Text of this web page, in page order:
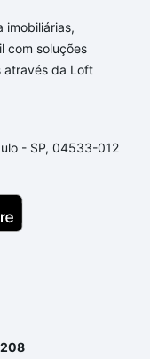
você, com
em Chácaras
que custam a
de
tem alguma
de
para comprar
e
imobiliárias,
com soluções
através da Loft
- SP, 04533-012